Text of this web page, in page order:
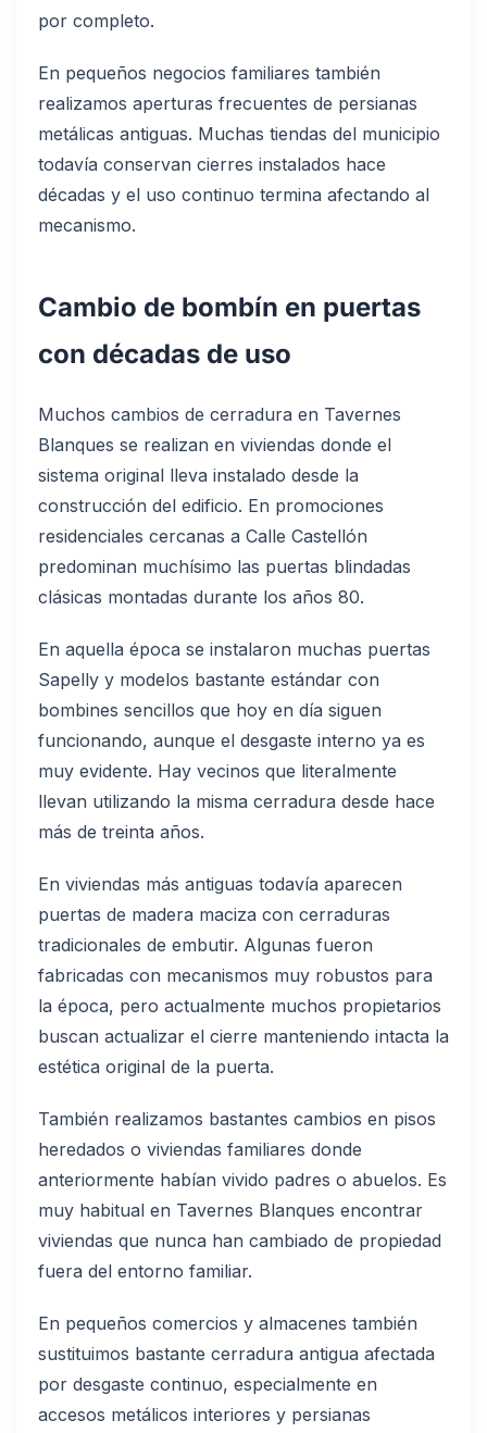
por completo.
En pequeños negocios familiares también
realizamos aperturas frecuentes de persianas
metálicas antiguas. Muchas tiendas del municipio
todavía conservan cierres instalados hace
décadas y el uso continuo termina afectando al
mecanismo.
Cambio de bombín en puertas
con décadas de uso
Muchos cambios de cerradura en Tavernes
Blanques se realizan en viviendas donde el
sistema original lleva instalado desde la
construcción del edificio. En promociones
residenciales cercanas a Calle Castellón
predominan muchísimo las puertas blindadas
clásicas montadas durante los años 80.
En aquella época se instalaron muchas puertas
Sapelly y modelos bastante estándar con
bombines sencillos que hoy en día siguen
funcionando, aunque el desgaste interno ya es
muy evidente. Hay vecinos que literalmente
llevan utilizando la misma cerradura desde hace
más de treinta años.
En viviendas más antiguas todavía aparecen
puertas de madera maciza con cerraduras
tradicionales de embutir. Algunas fueron
fabricadas con mecanismos muy robustos para
la época, pero actualmente muchos propietarios
buscan actualizar el cierre manteniendo intacta la
estética original de la puerta.
También realizamos bastantes cambios en pisos
heredados o viviendas familiares donde
anteriormente habían vivido padres o abuelos. Es
muy habitual en Tavernes Blanques encontrar
viviendas que nunca han cambiado de propiedad
fuera del entorno familiar.
En pequeños comercios y almacenes también
sustituimos bastante cerradura antigua afectada
por desgaste continuo, especialmente en
accesos metálicos interiores y persianas